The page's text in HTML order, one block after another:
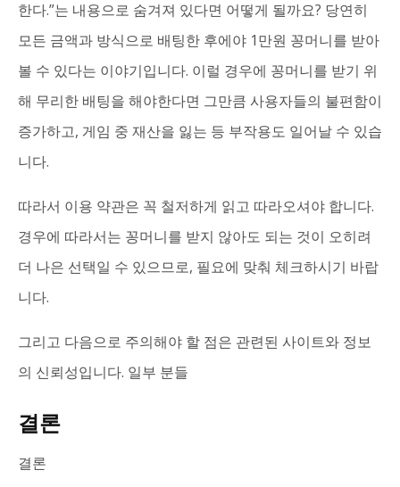
한다.”는 내용으로 숨겨져 있다면 어떻게 될까요? 당연히
모든 금액과 방식으로 배팅한 후에야 1만원 꽁머니를 받아
볼 수 있다는 이야기입니다. 이럴 경우에 꽁머니를 받기 위
해 무리한 배팅을 해야한다면 그만큼 사용자들의 불편함이
증가하고, 게임 중 재산을 잃는 등 부작용도 일어날 수 있습
니다.
따라서 이용 약관은 꼭 철저하게 읽고 따라오셔야 합니다.
경우에 따라서는 꽁머니를 받지 않아도 되는 것이 오히려
더 나은 선택일 수 있으므로, 필요에 맞춰 체크하시기 바랍
니다.
그리고 다음으로 주의해야 할 점은 관련된 사이트와 정보
의 신뢰성입니다. 일부 분들
결론
결론